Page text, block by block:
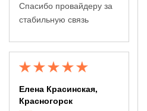
Спасибо провайдеру за
стабильную связь
Елена Красинская,
Красногорск